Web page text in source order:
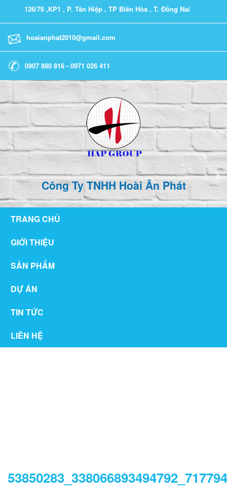
126/76 ,KP1 , P. Tân Hiệp , TP Biên Hòa , T. Đồng Nai
hoaianphat2010@gmail.com
0907 880 816 - 0971 026 411
Công Ty TNHH Hoài Ân Phát
TRANG CHỦ
GIỚI THIỆU
SẢN PHẨM
DỰ ÁN
TIN TỨC
LIÊN HỆ